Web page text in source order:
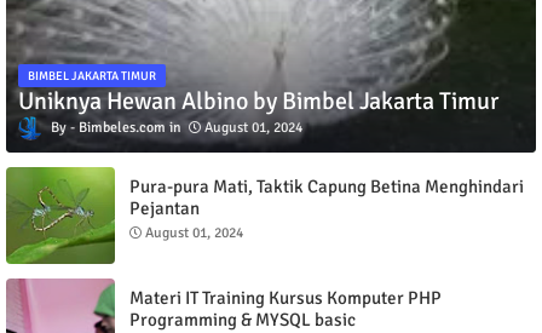
BIMBEL JAKARTA TIMUR
Uniknya Hewan Albino by Bimbel Jakarta Timur
Bimbeles.com August 01, 2024
Pura-pura Mati, Taktik Capung Betina Menghindari
Pejantan
August 01, 2024
Materi IT Training Kursus Komputer PHP
Programming & MYSQL basic